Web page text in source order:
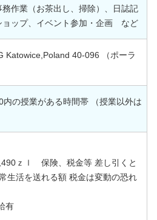
作業（お茶出し、掃除）、日誌記
ョップ、イベント参加・企画 など
Katowice,Poland 40-096 （ポーラ
内の授業がある時間帯 （授業以外は
ｚｌ 保険、税金等 差し引くと
生活を送れる額 税金は変動の恐れ
有